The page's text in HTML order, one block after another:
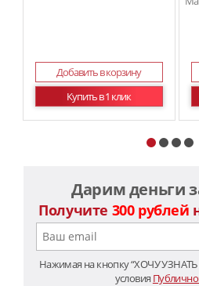
Добавить в корзину
Купить в 1 клик
Дарим деньги
Получите 300 рублей
Нажимая на кнопку “ХОЧУ
условия